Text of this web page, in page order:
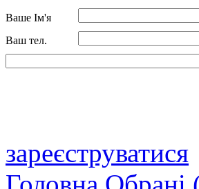
Ваше Ім'я
Ваш тел.
зареєструватися